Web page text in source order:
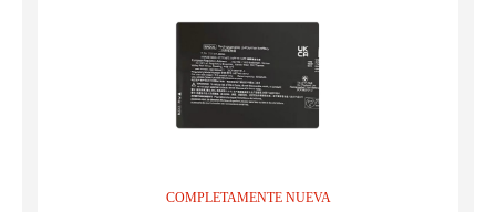
COMPLETAMENTE NUEVA